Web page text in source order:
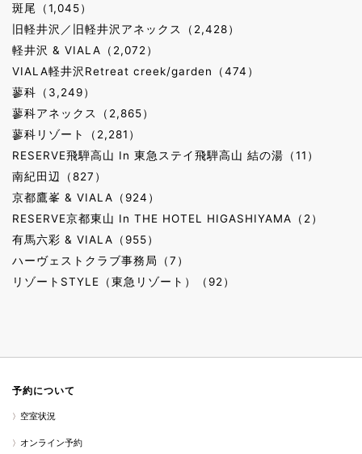
斑尾（1,045）
旧軽井沢／旧軽井沢アネックス（2,428）
軽井沢 & VIALA（2,072）
VIALA軽井沢Retreat creek/garden（474）
蓼科（3,249）
蓼科アネックス（2,865）
蓼科リゾート（2,281）
RESERVE飛騨高山 In 東急ステイ飛騨高山 結の湯（11）
南紀田辺（827）
京都鷹峯 & VIALA（924）
RESERVE京都東山 In THE HOTEL HIGASHIYAMA（2）
有馬六彩 & VIALA（955）
ハーヴェストクラブ事務局（7）
リゾートSTYLE（東急リゾート）（92）
予約について
空室状況
オンライン予約